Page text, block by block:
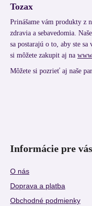
Tozax
Prinášame vám produkty z
zdravia a sebavedomia.
sa postarajú o to, aby ste
si môžete zakupit aj na
Môžete si pozrieť aj naše
Informácie pre vás
O nás
Doprava a platba
Obchodné podmienky